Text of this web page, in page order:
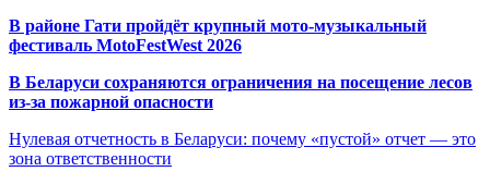
В районе Гати пройдёт крупный мото-музыкальный
фестиваль MotoFestWest 2026
В Беларуси сохраняются ограничения на посещение лесов
из-за пожарной опасности
Нулевая отчетность в Беларуси: почему «пустой» отчет — это
зона ответственности